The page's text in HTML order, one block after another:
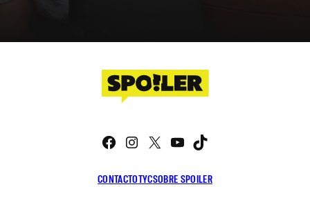
CONTACTOTYCSOBRE SPOILER
Facebook
Instagram
X YouTube